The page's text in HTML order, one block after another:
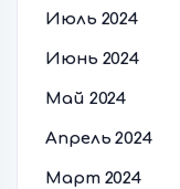
Июль 2024
Июнь 2024
Май 2024
Апрель 2024
Март 2024